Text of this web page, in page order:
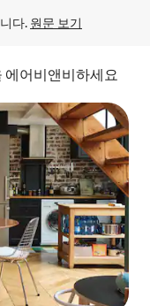
다. 원문 보기
에어비앤비하세요